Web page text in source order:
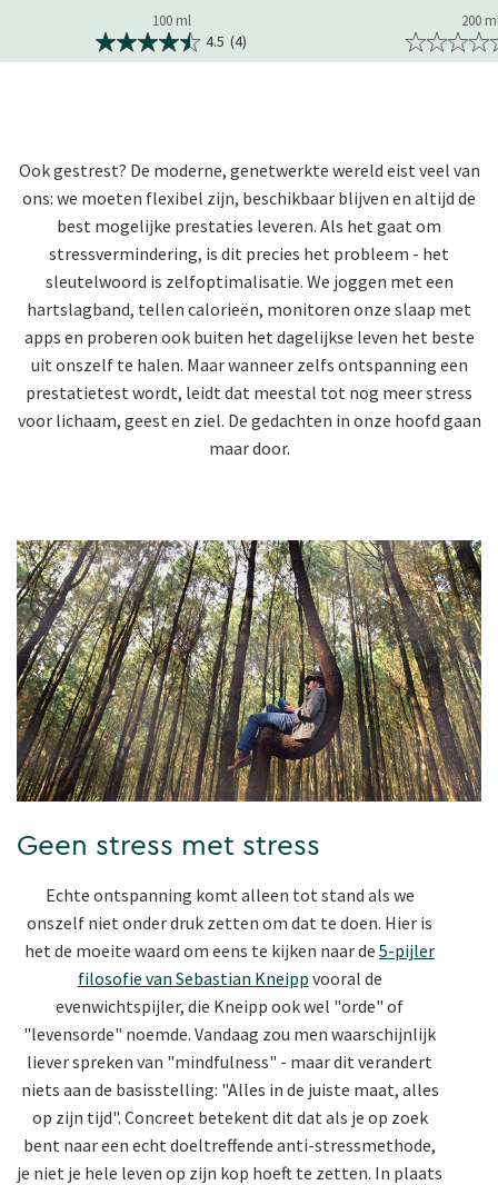
100 ml
4.5 (4)
200
Ook gestrest? De moderne, genetwerkte wereld eist veel van
ons: we moeten flexibel zijn, beschikbaar blijven en altijd de
best mogelijke prestaties leveren. Als het gaat om
stressvermindering, is dit precies het probleem - het
sleutelwoord is zelfoptimalisatie. We joggen met een
hartslagband, tellen calorieën, monitoren onze slaap met
apps en proberen ook buiten het dagelijkse leven het beste
uit onszelf te halen. Maar wanneer zelfs ontspanning een
prestatietest wordt, leidt dat meestal tot nog meer stress
voor lichaam, geest en ziel. De gedachten in onze hoofd gaan
maar door.
Geen stress met stress
Echte ontspanning komt alleen tot stand als we
onszelf niet onder druk zetten om dat te doen. Hier is
het de moeite waard om eens te kijken naar de 5-pijler
filosofie van Sebastian Kneipp vooral de
evenwichtspijler, die Kneipp ook wel "orde" of
"levensorde" noemde. Vandaag zou men waarschijnlijk
liever spreken van "mindfulness" - maar dit verandert
niets aan de basisstelling: "Alles in de juiste maat, alles
op zijn tijd". Concreet betekent dit dat als je op zoek
bent naar een echt doeltreffende anti-stressmethode,
je niet je hele leven op zijn kop hoeft te zetten. In plaats